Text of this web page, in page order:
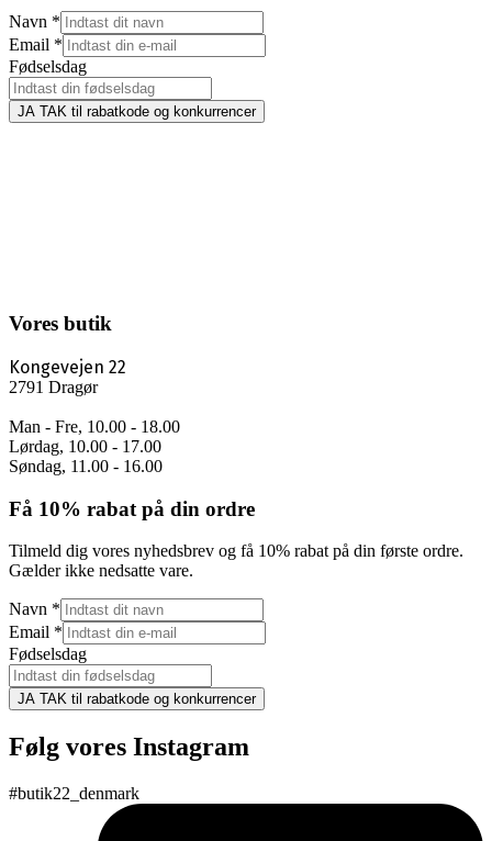
Navn *
Email *
Fødselsdag
JA TAK til rabatkode og konkurrencer
Vores butik
Kongevejen 22
2791 Dragør
Man - Fre, 10.00 - 18.00
Lørdag, 10.00 - 17.00
Søndag, 11.00 - 16.00
Få 10% rabat på din ordre
Tilmeld dig vores nyhedsbrev og få 10% rabat på din første ordre.
Gælder ikke nedsatte vare.
Navn *
Email *
Fødselsdag
JA TAK til rabatkode og konkurrencer
Følg vores Instagram
#butik22_denmark